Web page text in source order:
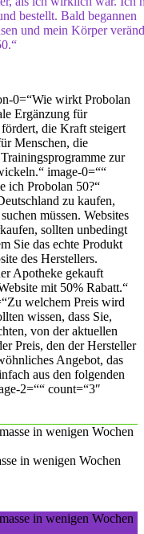
bestellt. Bald begannen
und mein Körper
0=“Wie wirkt Probolan
Ergänzung für
die Kraft steigert
Menschen, die
zur
image-0=““
ich Probolan 50?“
zu kaufen,
müssen. Websites
sollten unbedingt
Sie das echte Produkt
des Herstellers.
Apotheke gekauft
mit 50% Rabatt.“
welchem ​​Preis wird
wissen, dass Sie,
von der aktuellen
Preis, den der Hersteller
Angebot, das
aus den folgenden
2=““ count=“3″
in wenigen Wochen